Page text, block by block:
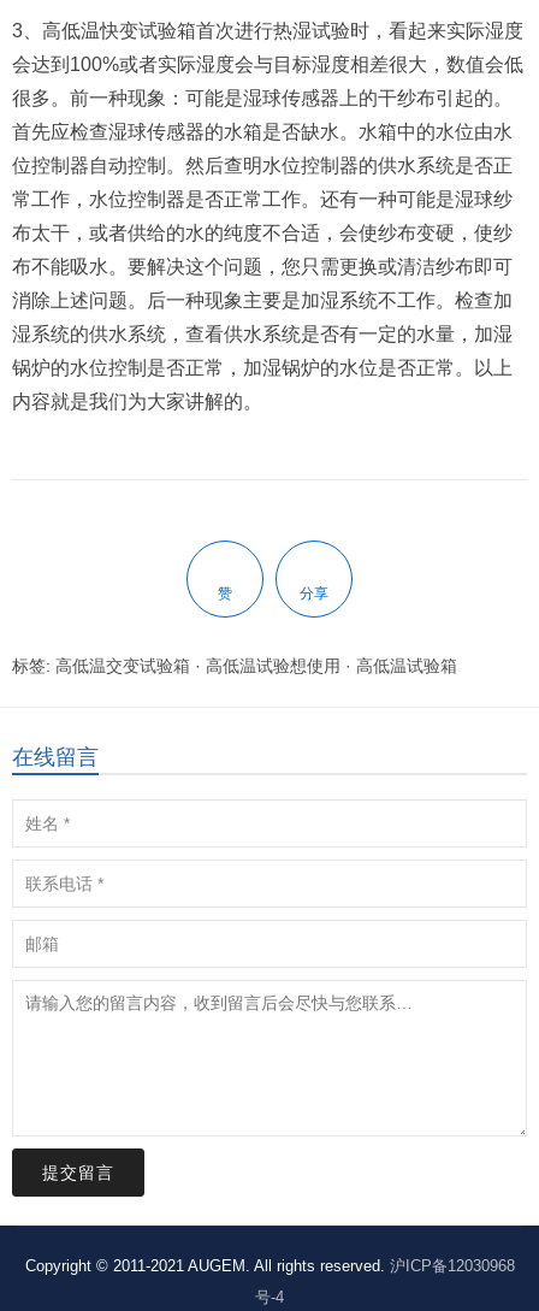
3、高低温快变试验箱首次进行热湿试验时 ，看起来实际湿度
会达到100%或者实际湿度会与目标湿度相差很大，数值会低
很多。前一种现象：可能是湿球传感器上的干纱布引起的。
首先应检查湿球传感器的水箱是否缺水。水箱中的水位由水
位控制器自动控制。然后查明水位控制器的供水系统是否正
常工作，水位控制器是否正常工作。还有一种可能是湿球纱
布太干，或者供给的水的纯度不合适，会使纱布变硬，使纱
布不能吸水。要解决这个问题，您只需更换或清洁纱布即可
消除上述问题。后一种现象主要是加湿系统不工作。检查加
湿系统的供水系统，查看供水系统是否有一定的水量，加湿
锅炉的水位控制是否正常，加湿锅炉的水位是否正常。以上
内容就是我们为大家讲解的。
赞 分享
标签: 高低温交变试验箱 · 高低温试验想使用 · 高低温试验箱
在线留言
提交留言
Copyright © 2011-2021 AUGEM. All rights reserved. 沪ICP备12030968
号-4